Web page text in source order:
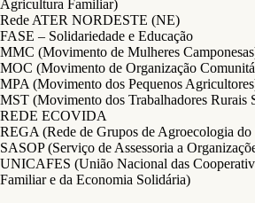
Agricultura Familiar)
Rede ATER NORDESTE (NE)
FASE – Solidariedade e Educação
MMC (Movimento de Mulheres
MOC (Movimento de Organização
MPA (Movimento dos Pequenos
MST (Movimento dos Trabalhadores Rurais
REDE ECOVIDA
REGA (Rede de Grupos de Agroecologia
SASOP (Serviço de Assessoria a
UNICAFES (União Nacional das
Familiar e da Economia Solidária)